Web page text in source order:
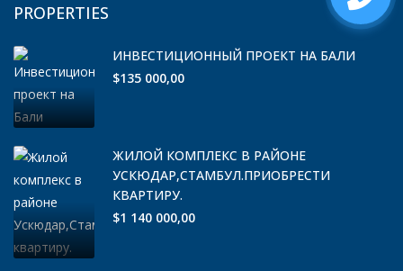
PROPERTIES
ИНВЕСТИЦИОННЫЙ ПРОЕКТ НА БАЛИ
$135 000,00
ЖИЛОЙ КОМПЛЕКС В РАЙОНЕ
УСКЮДАР,СТАМБУЛ.ПРИОБРЕСТИ
КВАРТИРУ.
$1 140 000,00